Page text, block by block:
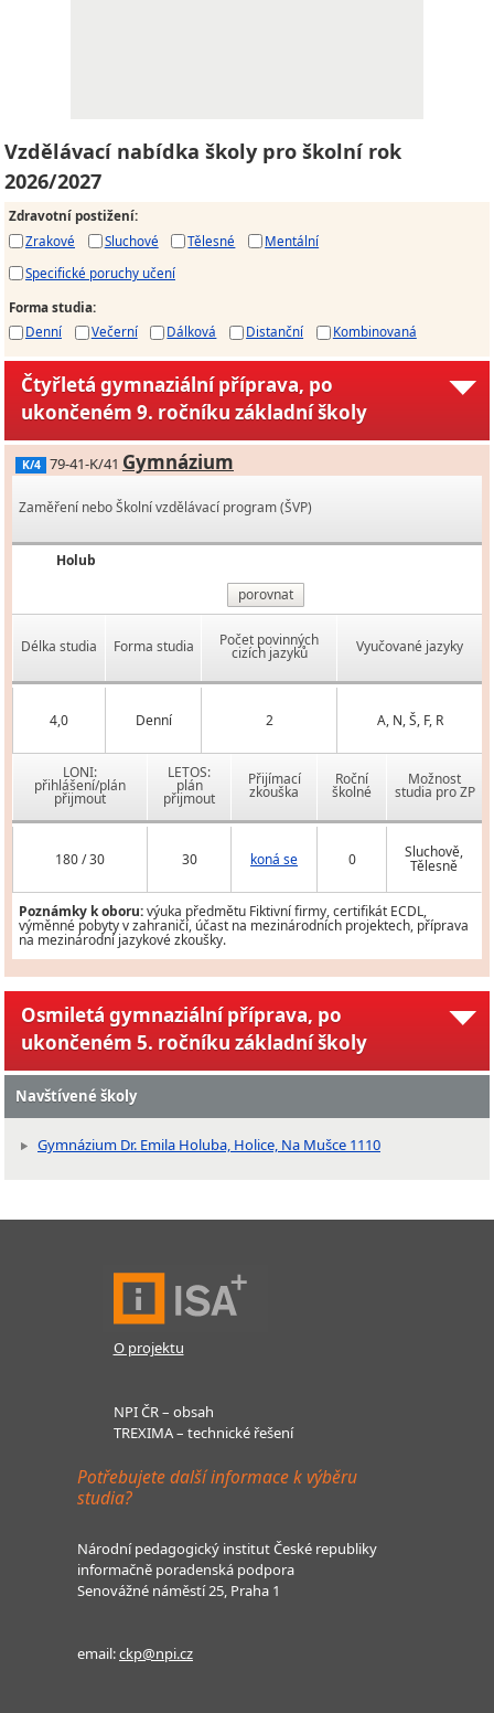
Vzdělávací nabídka školy pro školní rok
2026/2027
Zdravotní postižení:
Zrakové
Sluchové Tělesné
Mentální
Specifické poruchy učení
Forma studia:
Denní
Večerní Dálková Distanční Kombinovaná
Čtyřletá gymnaziální příprava, po
ukončeném 9. ročníku základní školy
K/4 79-41-K/41 Gymnázium
Zaměření nebo Školní vzdělávací program (ŠVP)
Holub
porovnat
Délka studia Forma studia Počet povinných
cizích jazyků Vyučované jazyky
4,0 Denní 2 A, N, Š, F, R
LONI:
přihlášení/plán
přijmout
LETOS:
plán
přijmout
Přijímací
zkouška
Roční
školné
Možnost
studia pro ZP
180 / 30 30 koná se 0 Sluchově,
Tělesně
Poznámky k oboru:výuka předmětu Fiktivní firmy, certifikát ECDL,
výměnné pobyty v zahraničí, účast na mezinárodních projektech, příprava
na mezinárodní jazykové zkoušky.
Osmiletá gymnaziální příprava, po
ukončeném 5. ročníku základní školy
Navštívené školy
Gymnázium Dr. Emila Holuba, Holice, Na Mušce 1110
O projektu
NPI ČR – obsah
TREXIMA – technické řešení
Potřebujete další informace k výběru
studia?
Národní pedagogický institut České republiky
informačně poradenská podpora
Senovážné náměstí 25, Praha 1
email:ckp@npi.cz